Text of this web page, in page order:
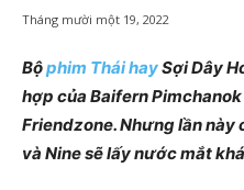
Tháng mười một 19, 2022
Bộphim Thái haySợi Dây
hợp của Baifern
Friendzone. Nhưng lần này
và Nine sẽ lấy nước mắt